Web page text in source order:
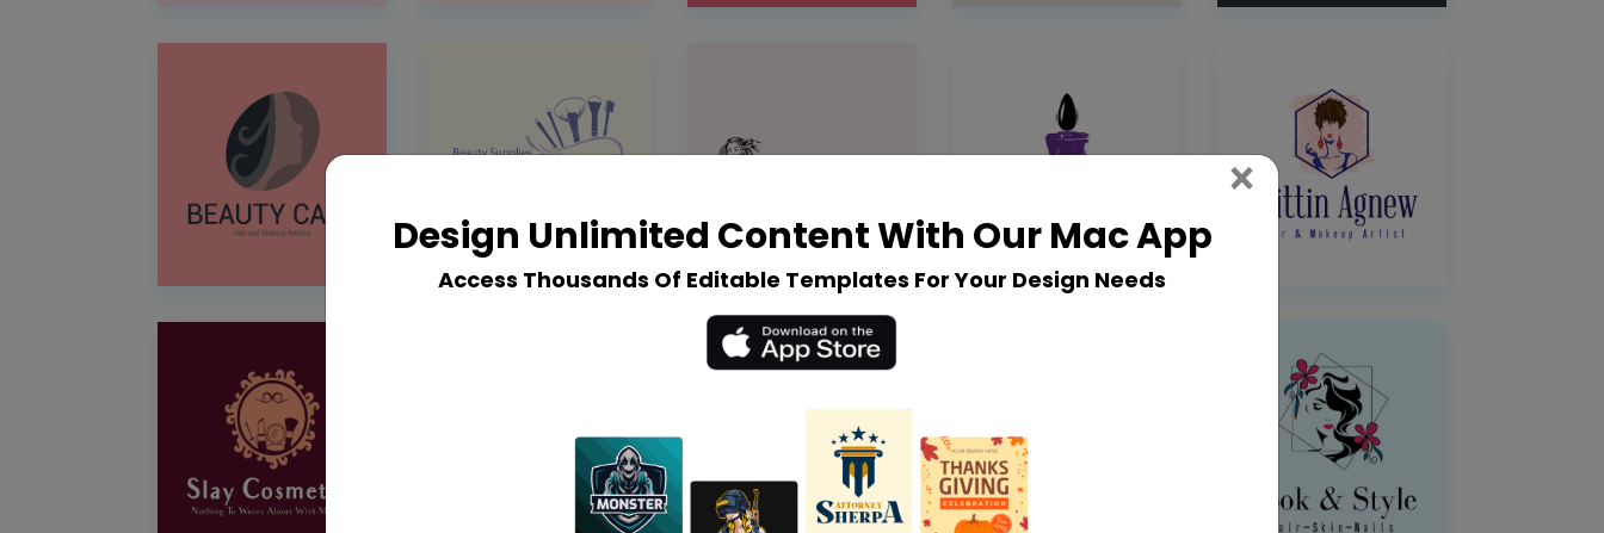
Design Unlimited Content With Our Mac App
Access Thousands Of Editable Templates For Your Design Needs
× Close